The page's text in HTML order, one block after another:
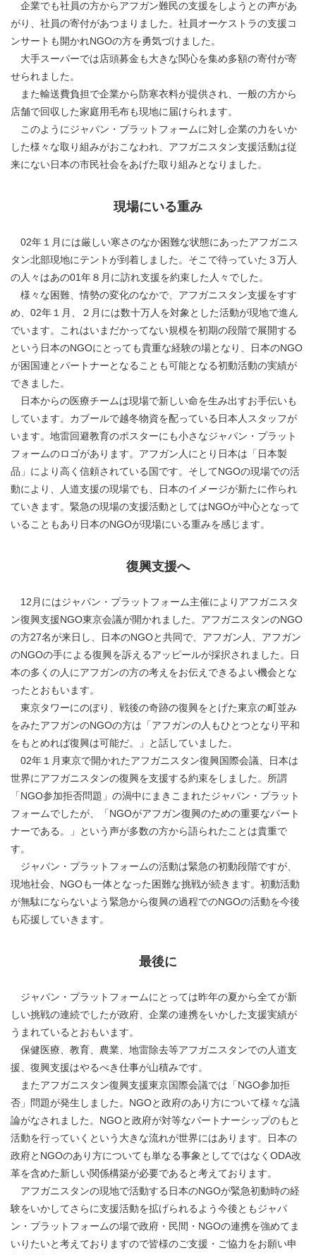
企業でも社員の方からアフガン難民の支援をしようとの声があ
がり、社員の寄付があつまりました。社員オーケストラの支援コ
ンサートも開かれNGOの方を勇気づけました。
大手スーパーでは店頭募金も大きな関心を集め多額の寄付が寄
せられました。
また輸送費負担で企業から防寒衣料が提供され、一般の方から
店舗で回収した家庭用毛布も現地に届けられます。
このようにジャパン・プラットフォームに対し企業の力をいか
した様々な取り組みがおこなわれ、アフガニスタン支援活動は従
来にない日本の市民社会をあげた取り組みとなりました。
現場にいる重み
02年１月には厳しい寒さのなか困難な状態にあったアフガニス
タン北部現地にテントが到着しました。そこで待っていた３万人
の人々はあの01年８月に訪れ支援を約束した人々でした。
様々な困難、情勢の変化のなかで、アフガニスタン支援をすす
め、02年１月、２月には数十万人を対象とした活動が現地で進ん
でいます。これはいまだかってない規模を初期の段階で展開する
という日本のNGOにとっても貴重な経験の場となり、日本のNGO
が困国連とパートナーとなることも可能となる初動活動の実績が
できました。
日本からの医療チームは現場で新しい命を生み出すお手伝いも
しています。カブールで越冬物資を配っている日本人スタッフが
います。地雷回避教育のポスターにも小さなジャパン・プラット
フォームのロゴがあります。アフガン人にとり日本は「日本製
品」により高く信頼されている国です。そしてNGOの現場での活
動により、人道支援の現場でも、日本のイメージが新たに作られ
ていきます。緊急の現場の支援活動としてはNGOが中心となって
いることもあり日本のNGOが現場にいる重みを感じます。
復興支援へ
12月にはジャパン・プラットフォーム主催によりアフガニスタ
ン復興支援NGO東京会議が開かれました。アフガニスタンのNGO
の方27名が来日し、日本のNGOと共同で、アフガン人、アフガン
のNGOの手による復興を訴えるアッピールが採択されました。日
本の多くの人にアフガンの方の考えをお伝えできるよい機会とな
ったとおもいます。
東京タワーにのぼり、戦後の奇跡の復興をとげた東京の町並み
をみたアフガンのNGOの方は「アフガンの人もひとつとなり平和
をもとめれば復興は可能だ。」と話していました。
02年１月東京で開かれたアフガニスタン復興国際会議、日本は
世界にアフガニスタンの復興を支援する約束をしました。所謂
「NGO参加拒否問題」の渦中にまきこまれたジャパン・プラット
フォームでしたが、「NGOがアフガン復興のための重要なパート
ナーである。」という声が多数の方から語られたことは貴重で
す。
ジャパン・プラットフォームの活動は緊急の初動段階ですが、
現地社会、NGOも一体となった困難な挑戦が続きます。初動活動
が無駄にならないよう緊急から復興の過程でのNGOの活動を今後
も応援していきます。
最後に
ジャパン・プラットフォームにとっては昨年の夏から全てが新
しい挑戦の連続でしたが政府、企業の連携をいかした支援実績が
うまれているとおもいます。
保健医療、教育、農業、地雷除去等アフガニスタンでの人道支
援、復興支援はやるべき仕事が山積みです。
またアフガニスタン復興支援東京国際会議では「NGO参加拒
否」問題が発生しました。NGOと政府のあり方について様々な議
論がなされました。NGOと政府が対等なパートナーシップのもと
活動を行っていくという大きな流れが世界にはあります。日本の
政府とNGOのあり方についても単なる事象としてではなくODA改
革を含めた新しい関係構築が必要であると考えております。
アフガニスタンの現地で活動する日本のNGOが緊急初動時の経
験をいかしてさらに支援活動を拡げられるよう今後ともジャパ
ン・プラットフォームの場で政府・民間・NGOの連携を強めてま
いりたいと考えておりますので皆様のご支援・ご協力をお願い申